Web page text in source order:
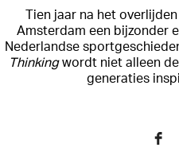
Tien jaar na het
Amsterdam een bijzonder
Nederlandse
Thinkingwordt niet alleen
generaties